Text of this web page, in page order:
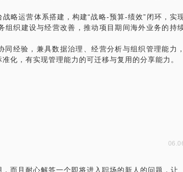
略运营体系搭建，构建“战略-预算-绩效”闭环，实
组织建设与经营改善，推动项目期间海外业务的持
经验，兼具数据治理、经营分析与组织管理能力，
化，有实现管理能力的可迁移与复用的分享能力。
而且耐心解答一个即将进入职场的新人的问题，让